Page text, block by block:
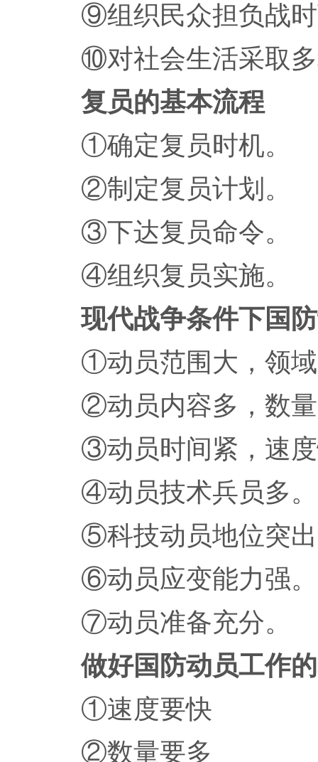
⑨组织民众担负战时
⑩对社会生活采取多
复员的基本流程
①确定复员时机。
②制定复员计划。
③下达复员命令。
④组织复员实施。
现代战争条件下国防
①动员范围大，领域
②动员内容多，数量
③动员时间紧，速度
④动员技术兵员多。
⑤科技动员地位突出
⑥动员应变能力强。
⑦动员准备充分。
做好国防动员工作的
①速度要快
②数量要多